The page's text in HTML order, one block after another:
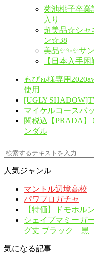
菊池桃子卒業
入り
超美品☆シャ
ン☆38
美品✨✨✨サ
【日本入手困
もぴゅ様専用
使用
[UGLY
マイケルコースバ
関税込【PRADA】
ンダル
人気ジャンル
マントル辺境高校
パワプロガチャ
【特価】ドモホル
シェイプマミー
グ丈 ブラック 黒
気になる記事